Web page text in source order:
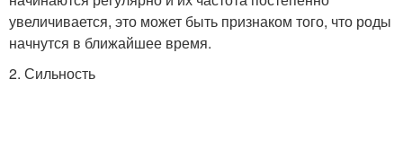
увеличивается, это может быть признаком того, что роды
начнутся в ближайшее время.
2. Сильность